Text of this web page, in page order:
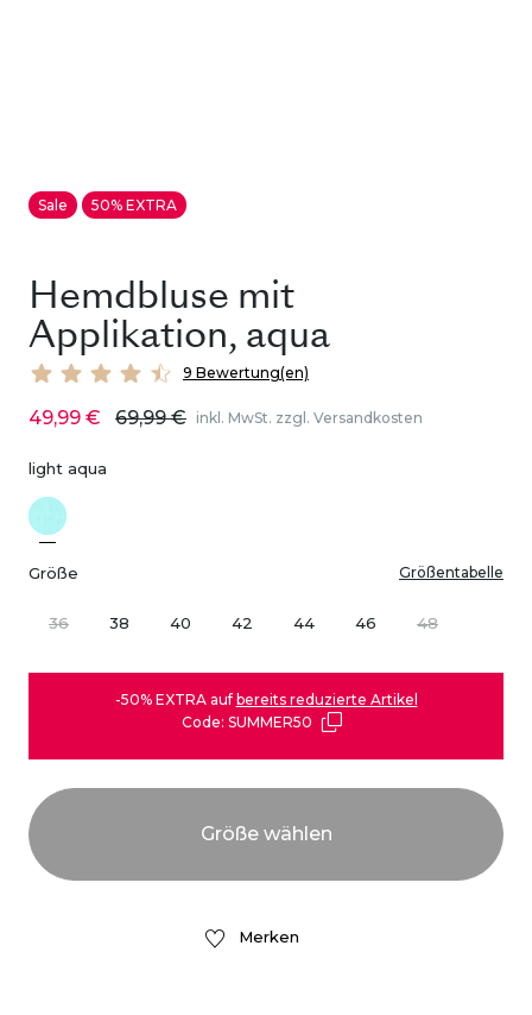
Sale 50% EXTRA
Hemdbluse mit
Applikation, aqua
9 Bewertung(en)
49,99 € 69,99 € inkl. MwSt. zzgl. Versandkosten
light aqua
Größe Größentabelle
36 38 40 42 44 46 48
-50% EXTRA auf bereits reduzierte Artikel
Code: SUMMER50
Merken